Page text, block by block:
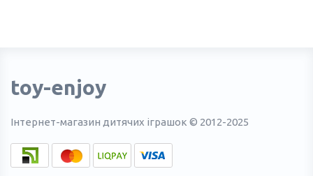
toy-enjoy
Інтернет-магазин дитячих іграшок © 2012-2025